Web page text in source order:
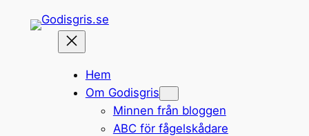
Hem
Om Godisgris
Minnen från bloggen
ABC för fågelskådare